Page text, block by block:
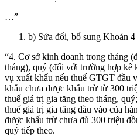
…”
b) Sửa đổi, bổ sung Khoản
“4. Cơ sở kinh doanh trong tháng
tháng), quý (đối với trường hợp kê
vụ xuất khẩu nếu thuế GTGT đầu
khẩu chưa được khấu trừ từ 300
thuế giá trị gia tăng theo tháng,
thuế giá trị gia tăng đầu vào của
được khấu trừ chưa đủ 300 triệu
quý tiếp theo.